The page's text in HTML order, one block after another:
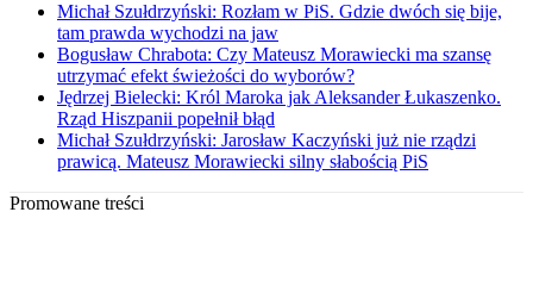
Michał Szułdrzyński: Rozłam w PiS. Gdzie dwóch się bije,
tam prawda wychodzi na jaw
Bogusław Chrabota: Czy Mateusz Morawiecki ma szansę
utrzymać efekt świeżości do wyborów?
Jędrzej Bielecki: Król Maroka jak Aleksander Łukaszenko.
Rząd Hiszpanii popełnił błąd
Michał Szułdrzyński: Jarosław Kaczyński już nie rządzi
prawicą. Mateusz Morawiecki silny słabością PiS
Promowane treści